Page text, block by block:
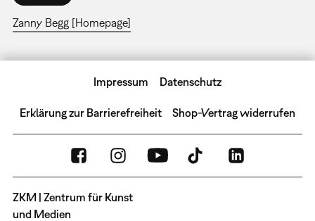
Zanny Begg [Homepage]
Impressum Datenschutz
Erklärung zur Barrierefreiheit Shop-Vertrag widerrufen
ZKM | Zentrum für Kunst
und Medien